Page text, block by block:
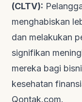
(CLTV):
menghabiskan
dan melakukan
signifikan
mereka bagi
kesehatan
Qontak.com.